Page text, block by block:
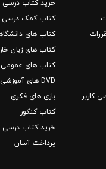
کاربر
خرید کتاب درسی
کتاب کمک درسی
کتاب های
کتاب های زبان
کتاب های عمومی
DVD های آموزشی
بازی های فکری
کتاب کنکور
خرید کتاب درسی
پرداخت آسان